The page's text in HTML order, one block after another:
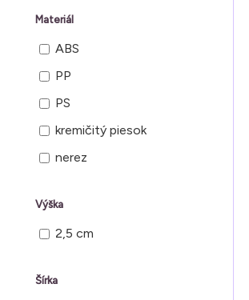
Výška
2,5 cm
Šírka
Materiál
ABS
PP
PS
kremičitý piesok
nerez